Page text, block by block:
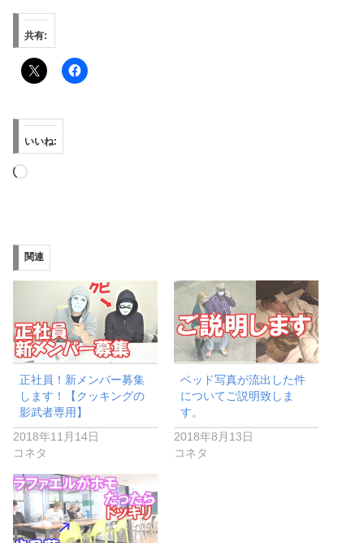
共有:
いいね:
読
み
中…
関連
正社員！新メンバー募集
します！【クッキングの
影武者専用】
2018年11月14日
コネタ
ベッド写真が流出した件
についてご説明致しま
す。
2018年8月13日
コネタ